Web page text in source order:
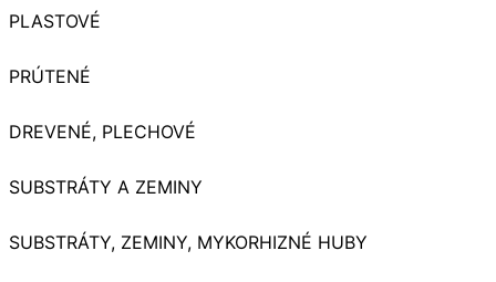
PLASTOVÉ
PRÚTENÉ
DREVENÉ, PLECHOVÉ
SUBSTRÁTY A ZEMINY
SUBSTRÁTY, ZEMINY, MYKORHIZNÉ HUBY